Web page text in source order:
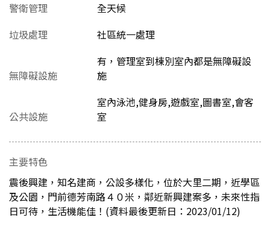
警衛管理
全天候
垃圾處理
社區統一處理
無障礙設施
有，管理室到棟別室內都是無障礙設
施
公共設施
室內泳池,健身房,遊戲室,圖書室,會客
室
主要特色
震後興建，知名建商，公設多樣化，位於大里二期，近學區
及公園，門前德芳南路４０米，鄰近新興建案多，未來性指
日可待，生活機能佳！(資料最後更新日：2023/01/12)